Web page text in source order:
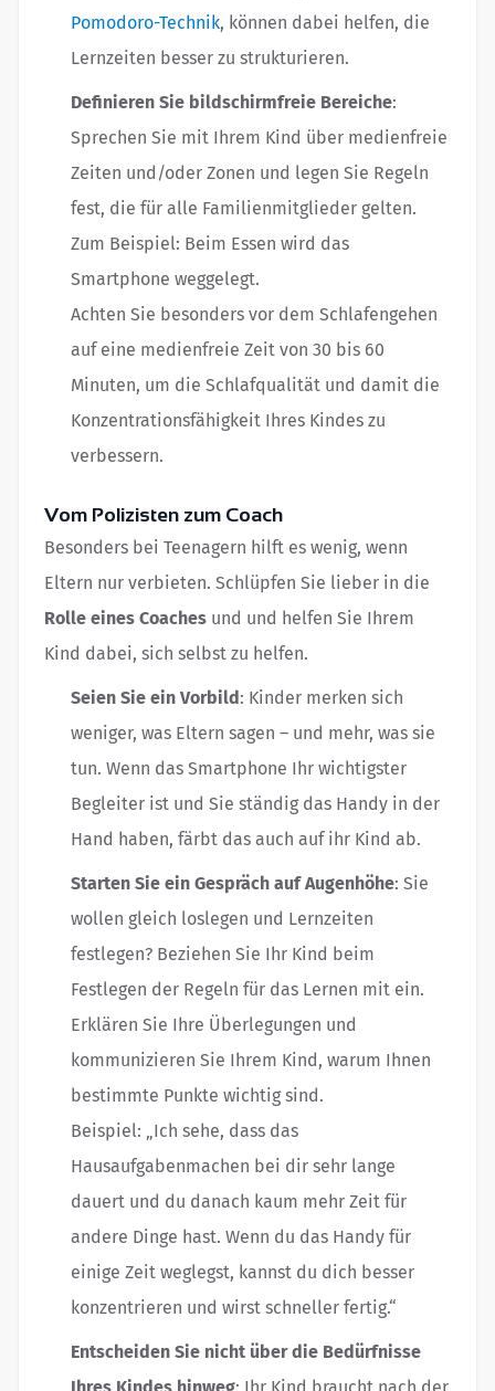
Pomodoro-Technik, können dabei helfen, die
Lernzeiten besser zu strukturieren.
Definieren Sie bildschirmfreie Bereiche:
Sprechen Sie mit Ihrem Kind über medienfreie
Zeiten und/oder Zonen und legen Sie Regeln
fest, die für alle Familienmitglieder gelten.
Zum Beispiel: Beim Essen wird das
Smartphone weggelegt.
Achten Sie besonders vor dem Schlafengehen
auf eine medienfreie Zeit von 30 bis 60
Minuten, um die Schlafqualität und damit die
Konzentrationsfähigkeit Ihres Kindes zu
verbessern.
Vom Polizisten zum Coach
Besonders bei Teenagern hilft es wenig, wenn
Eltern nur verbieten. Schlüpfen Sie lieber in die
Rolle eines Coaches und und helfen Sie Ihrem
Kind dabei, sich selbst zu helfen.
Seien Sie ein Vorbild : Kinder merken sich
weniger, was Eltern sagen – und mehr, was sie
tun. Wenn das Smartphone Ihr wichtigster
Begleiter ist und Sie ständig das Handy in der
Hand haben, färbt das auch auf ihr Kind ab.
Starten Sie ein Gespräch auf Augenhöhe: Sie
wollen gleich loslegen und Lernzeiten
festlegen? Beziehen Sie Ihr Kind beim
Festlegen der Regeln für das Lernen mit ein.
Erklären Sie Ihre Überlegungen und
kommunizieren Sie Ihrem Kind, warum Ihnen
bestimmte Punkte wichtig sind.
Beispiel: „Ich sehe, dass das
Hausaufgabenmachen bei dir sehr lange
dauert und du danach kaum mehr Zeit für
andere Dinge hast. Wenn du das Handy für
einige Zeit weglegst, kannst du dich besser
konzentrieren und wirst schneller fertig.“
Entscheiden Sie nicht über die Bedürfnisse